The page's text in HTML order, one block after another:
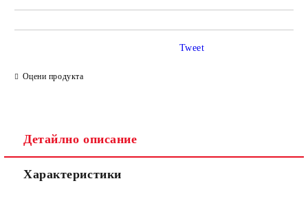
Оцени продукта
Tweet
Детайлно описание
Характеристики